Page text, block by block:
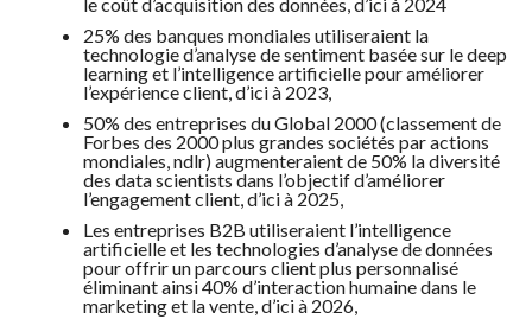
25% des banques mondiales utiliseraient la
technologie d’analyse de sentiment basée sur le deep
learning et l’intelligence artificielle pour améliorer
l’expérience client, d’ici à 2023,
50% des entreprises du Global 2000 (classement de
Forbes des 2000 plus grandes sociétés par actions
mondiales, ndlr) augmenteraient de 50% la diversité
des data scientists dans l’objectif d’améliorer
l’engagement client, d’ici à 2025,
Les entreprises B2B utiliseraient l’intelligence
artificielle et les technologies d’analyse de données
pour offrir un parcours client plus personnalisé
éliminant ainsi 40% d’interaction humaine dans le
marketing et la vente, d’ici à 2026,